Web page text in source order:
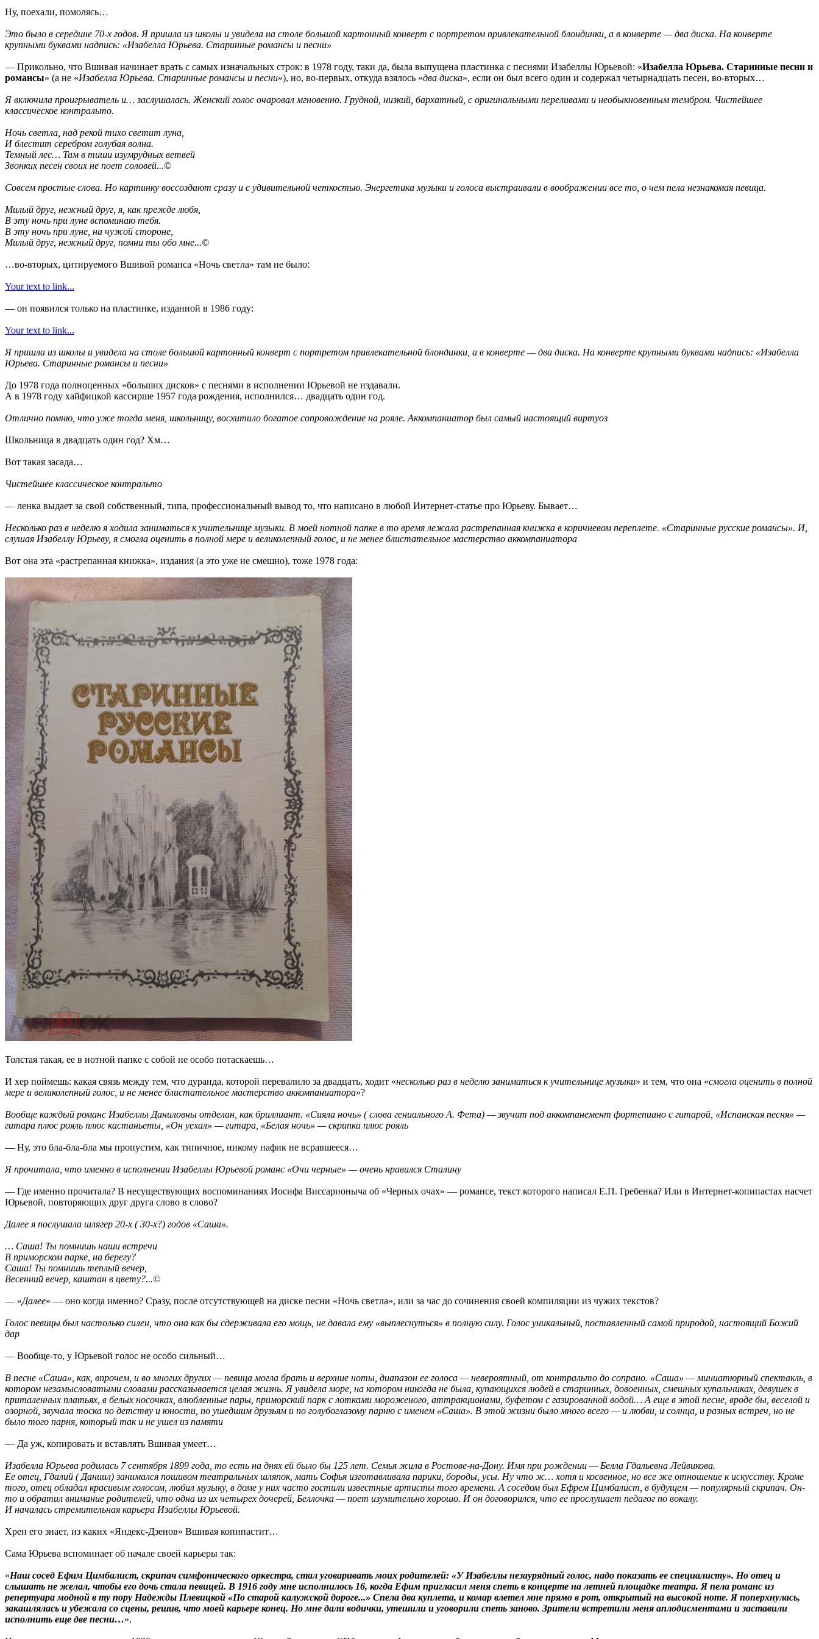
Ну, поехали, помолясь…
Это было в середине 70-х годов. Я пришла из школы и увидела на столе большой картонный конверт с портретом привлекательной блондинки, а в конверте — два диска. На конверте
крупными буквами надпись: «Изабелла Юрьева. Старинные романсы и песни»
— Прикольно, что Вшивая начинает врать с самых изначальных строк: в 1978 году, таки да, была выпущена пластинка с песнями Изабеллы Юрьевой: «Изабелла Юрьева. Старинные песни и
романсы» (а не «Изабелла Юрьева. Старинные романсы и песни»), но, во-первых, откуда взялось «два диска», если он был всего один и содержал четырнадцать песен, во-вторых…
Я включила проигрыватель и… заслушалась. Женский голос очаровал мгновенно. Грудной, низкий, бархатный, с оригинальными переливами и необыкновенным тембром. Чистейшее
классическое контральто.
Ночь светла, над рекой тихо светит луна,
И блестит серебром голубая волна.
Темный лес… Там в тиши изумрудных ветвей
Звонких песен своих не поет соловей...©
Совсем простые слова. Но картинку воссоздают сразу и с удивительной четкостью. Энергетика музыки и голоса выстраивали в воображении все то, о чем пела незнакомая певица.
Милый друг, нежный друг, я, как прежде любя,
В эту ночь при луне вспоминаю тебя.
В эту ночь при луне, на чужой стороне,
Милый друг, нежный друг, помни ты обо мне...©
…во-вторых, цитируемого Вшивой романса «Ночь светла» там не было:
Your text to link...
— он появился только на пластинке, изданной в 1986 году:
Your text to link...
Я пришла из школы и увидела на столе большой картонный конверт с портретом привлекательной блондинки, а в конверте — два диска. На конверте крупными буквами надпись: «Изабелла
Юрьева. Старинные романсы и песни»
До 1978 года полноценных «больших дисков» с песнями в исполнении Юрьевой не издавали.
А в 1978 году хайфицкой кассирше 1957 года рождения, исполнился… двадцать один год.
Отлично помню, что уже тогда меня, школьницу, восхитило богатое сопровождение на рояле. Аккомпаниатор был самый настоящий виртуоз
Школьница в двадцать один год? Хм…
Вот такая засада…
Чистейшее классическое контральто
— ленка выдает за свой собственный, типа, профессиональный вывод то, что написано в любой Интернет-статье про Юрьеву. Бывает…
Несколько раз в неделю я ходила заниматься к учительнице музыки. В моей нотной папке в то время лежала растрепанная книжка в коричневом переплете. «Старинные русские романсы». И,
слушая Изабеллу Юрьеву, я смогла оценить в полной мере и великолепный голос, и не менее блистательное мастерство аккомпаниатора
Вот она эта «растрепанная книжка», издания (а это уже не смешно), тоже 1978 года:
Толстая такая, ее в нотной папке с собой не особо потаскаешь…
И хер поймешь: какая связь между тем, что дуранда, которой перевалило за двадцать, ходит «несколько раз в неделю заниматься к учительнице музыки» и тем, что она «смогла оценить в полной
мере и великолепный голос, и не менее блистательное мастерство аккомпаниатора»?
Вообще каждый романс Изабеллы Даниловны отделан, как бриллиант. «Сияла ночь» ( слова гениального А. Фета) — звучит под аккомпанемент фортепиано с гитарой, «Испанская песня» —
гитара плюс рояль плюс кастаньеты, «Он уехал» — гитара, «Белая ночь» — скрипка плюс рояль
— Ну, это бла-бла-бла мы пропустим, как типичное, никому нафик не всравшееся…
Я прочитала, что именно в исполнении Изабеллы Юрьевой романс «Очи черные» — очень нравился Сталину
— Где именно прочитала? В несуществующих воспоминаниях Иосифа Виссарионыча об «Черных очах» — романсе, текст которого написал Е.П. Гребенка? Или в Интернет-копипастах насчет
Юрьевой, повторяющих друг друга слово в слово?
Далее я послушала шлягер 20-х ( 30-х?) годов «Саша».
… Саша! Ты помнишь наши встречи
В приморском парке, на берегу?
Саша! Ты помнишь теплый вечер,
Весенний вечер, каштан в цвету?...©
— «Далее» — оно когда именно? Сразу, после отсутствующей на диске песни «Ночь светла», или за час до сочинения своей компиляции из чужих текстов?
Голос певицы был настолько силен, что она как бы сдерживала его мощь, не давала ему «выплеснуться» в полную силу. Голос уникальный, поставленный самой природой, настоящий Божий
дар
— Вообще-то, у Юрьевой голос не особо сильный…
В песне «Саша», как, впрочем, и во многих других — певица могла брать и верхние ноты, диапазон ее голоса — невероятный, от контральто до сопрано. «Саша» — миниатюрный спектакль, в
котором незамысловатыми словами рассказывается целая жизнь. Я увидела море, на котором никогда не была, купающихся людей в старинных, довоенных, смешных купальниках, девушек в
приталенных платьях, в белых носочках, влюбленные пары, приморский парк с лотками мороженого, аттракционами, буфетом с газированной водой… А еще в этой песне, вроде бы, веселой и
озорной, звучала тоска по детству и юности, по ушедшим друзьям и по голубоглазому парню с именем «Саша». В этой жизни было много всего — и любви, и солнца, и разных встреч, но не
было того парня, который так и не ушел из памяти
— Да уж, копировать и вставлять Вшивая умеет…
Изабелла Юрьева родилась 7 сентября 1899 года, то есть на днях ей было бы 125 лет. Семья жила в Ростове-на-Дону. Имя при рождении — Белла Гдальевна Лейвикова.
Ее отец, Гдалий ( Даниил) занимался пошивом театральных шляпок, мать Софья изготавливала парики, бороды, усы. Ну что ж… хотя и косвенное, но все же отношение к искусству. Кроме
того, отец обладал красивым голосом, любил музыку, в доме у них часто гостили известные артисты того времени. А соседом был Ефрем Цимбалист, в будущем — популярный скрипач. Он-
то и обратил внимание родителей, что одна из их четырех дочерей, Беллочка — поет изумительно хорошо. И он договорился, что ее прослушает педагог по вокалу.
И началась стремительная карьера Изабеллы Юрьевой.
Хрен его знает, из каких «Яндекс-Дзенов» Вшивая копипастит…
Сама Юрьева вспоминает об начале своей карьеры так:
«Наш сосед Ефим Цимбалист, скрипач симфонического оркестра, стал уговаривать моих родителей: «У Изабеллы незаурядный голос, надо показать ее специалисту». Но отец и
слышать не желал, чтобы его дочь стала певицей. В 1916 году мне исполнилось 16, когда Ефим пригласил меня спеть в концерте на летней площадке театра. Я пела романс из
репертуара модной в ту пору Надежды Плевицкой «По старой калужской дороге...» Спела два куплета, и комар влетел мне прямо в рот, открытый на высокой ноте. Я поперхнулась,
закашлялась и убежала со сцены, решив, что моей карьере конец. Но мне дали водички, утешили и уговорили спеть заново. Зрители встретили меня аплодисментами и заставили
исполнить еще две песни…».